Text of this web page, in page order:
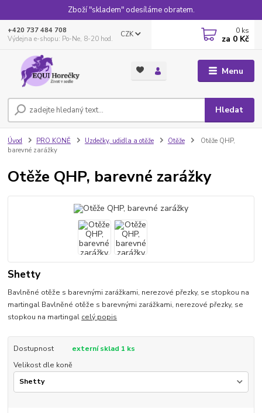
Zboží "skladem" odesíláme obratem.
Menu
CZK
Hledat
+420 737 484 708
Výdejna e-shopu: Po-Ne, 8-20 hod.
0 ks
za 0 Kč
Úvod PRO KONĚ Uzdečky, udidla a otěže Otěže
Otěže QHP,
barevné zarážky
Otěže QHP, barevné zarážky
Shetty
Bavlněné otěže s barevnými zarážkami, nerezové přezky, se stopkou na
martingal Bavlněné otěže s barevnými zarážkami, nerezové přezky, se
stopkou na martingal celý popis
Dostupnost
externí sklad 1 ks
Velikost dle koně